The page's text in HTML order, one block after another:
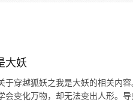
顾的正义伙伴。现在我带着主线
作为一个正义的玩家奉天命消灭
大妖
于穿越狐妖之我是大妖的相关内
会变化万物，却无法变出人形。